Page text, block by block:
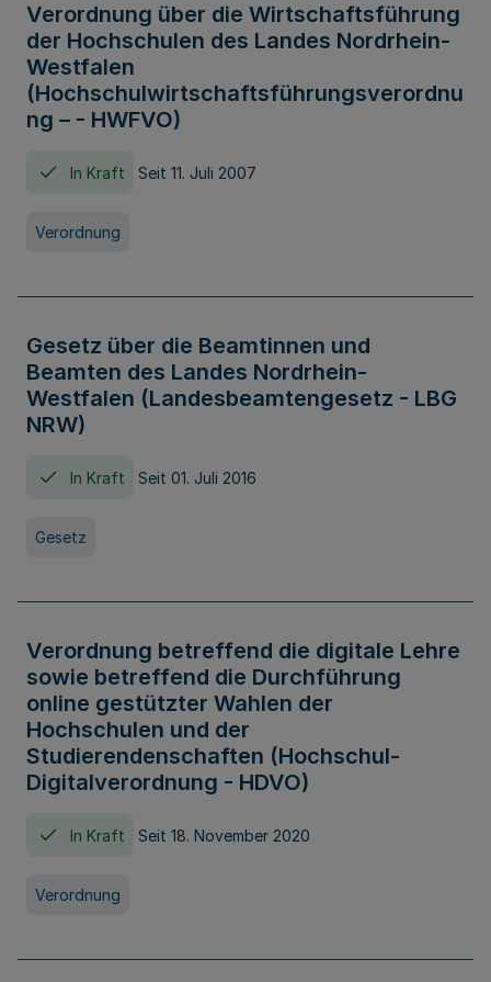
Verordnung über die Wirtschaftsführung
der Hochschulen des Landes Nordrhein-
Westfalen
(Hochschulwirtschaftsführungsverordnu
ng – - HWFVO)
In Kraft Seit 11. Juli 2007
Verordnung
Gesetz über die Beamtinnen und
Beamten des Landes Nordrhein-
Westfalen (Landesbeamtengesetz - LBG
NRW)
In Kraft Seit 01. Juli 2016
Gesetz
Verordnung betreffend die digitale Lehre
sowie betreffend die Durchführung
online gestützter Wahlen der
Hochschulen und der
Studierendenschaften (Hochschul-
Digitalverordnung - HDVO)
In Kraft Seit 18. November 2020
Verordnung